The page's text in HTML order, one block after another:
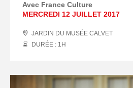
Avec France Culture
MERCREDI 12 JUILLET 2017
JARDIN DU MUSÉE CALVET
DURÉE : 1 H